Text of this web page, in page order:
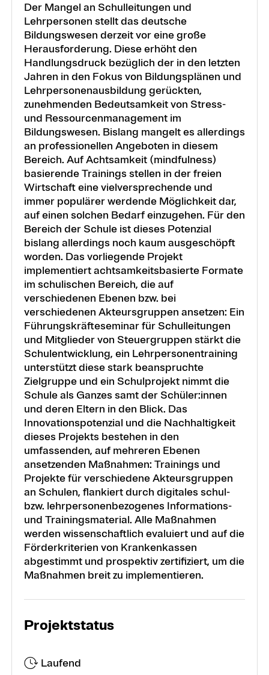
Der Mangel an Schulleitungen und
Lehrpersonen stellt das deutsche
Bildungswesen derzeit vor eine große
Herausforderung. Diese erhöht den
Handlungsdruck bezüglich der in den letzten
Jahren in den Fokus von Bildungsplänen und
Lehrpersonenausbildung gerückten,
zunehmenden Bedeutsamkeit von Stress-
und Ressourcenmanagement im
Bildungswesen. Bislang mangelt es allerdings
an professionellen Angeboten in diesem
Bereich. Auf Achtsamkeit (mindfulness)
basierende Trainings stellen in der freien
Wirtschaft eine vielversprechende und
immer populärer werdende Möglichkeit dar,
auf einen solchen Bedarf einzugehen. Für den
Bereich der Schule ist dieses Potenzial
bislang allerdings noch kaum ausgeschöpft
worden. Das vorliegende Projekt
implementiert achtsamkeitsbasierte Formate
im schulischen Bereich, die auf
verschiedenen Ebenen bzw. bei
verschiedenen Akteursgruppen ansetzen: Ein
Führungskräfteseminar für Schulleitungen
und Mitglieder von Steuergruppen stärkt die
Schulentwicklung, ein Lehrpersonentraining
unterstützt diese stark beanspruchte
Zielgruppe und ein Schulprojekt nimmt die
Schule als Ganzes samt der Schüler:innen
und deren Eltern in den Blick. Das
Innovationspotenzial und die Nachhaltigkeit
dieses Projekts bestehen in den
umfassenden, auf mehreren Ebenen
ansetzenden Maßnahmen: Trainings und
Projekte für verschiedene Akteursgruppen
an Schulen, flankiert durch digitales schul-
bzw. lehrpersonenbezogenes Informations-
und Trainingsmaterial. Alle Maßnahmen
werden wissenschaftlich evaluiert und auf die
Förderkriterien von Krankenkassen
abgestimmt und prospektiv zertifiziert, um die
Maßnahmen breit zu implementieren.
Projektstatus
Laufend